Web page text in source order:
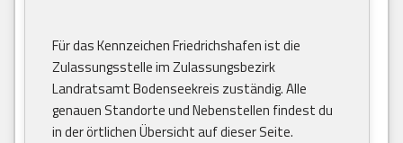
Für das Kennzeichen Friedrichshafen ist die
Zulassungsstelle im Zulassungsbezirk
Landratsamt Bodenseekreis zuständig. Alle
genauen Standorte und Nebenstellen findest du
in der örtlichen Übersicht auf dieser Seite.